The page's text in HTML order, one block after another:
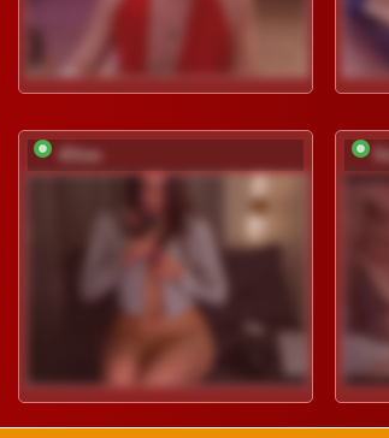
-Eliza-